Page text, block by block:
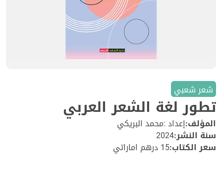
شعر شعبي
تطور لغة الشعر العربي
المؤلف:إعداد :محمد البريكي
سنة النشر:2024
سعر الكتاب:15 درهم اماراتي